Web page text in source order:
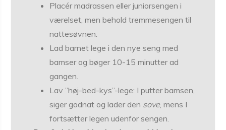
Placér madrassen eller juniorsengen i
værelset, men behold tremmesengen til
nattesøvnen.
Lad barnet lege i den nye seng med
bamser og bøger 10-15 minutter ad
gangen.
Lav ”høj-bed-kys”-lege: I putter bamsen,
siger godnat og lader den sove, mens I
fortsætter legen udenfor sengen.